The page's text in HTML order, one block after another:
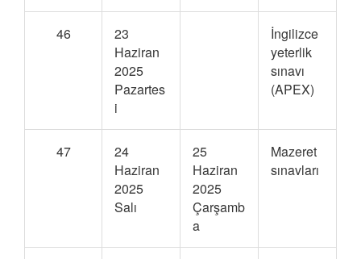
46
23
Haziran
2025
Pazartes
i
İngilizce
yeterlik
sınavı
(APEX)
47
24
Haziran
2025
Salı
25
Haziran
2025
Çarşamb
a
Mazeret
sınavları